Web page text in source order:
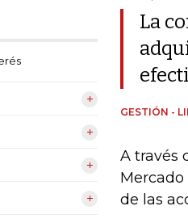
La
GESTIÓN -
A través
Mercado
de las